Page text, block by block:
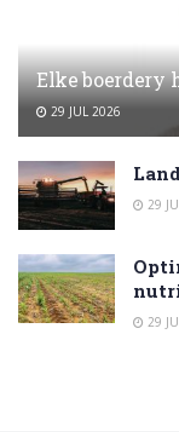
Elke boerdery
29 JUL 2026
29
29